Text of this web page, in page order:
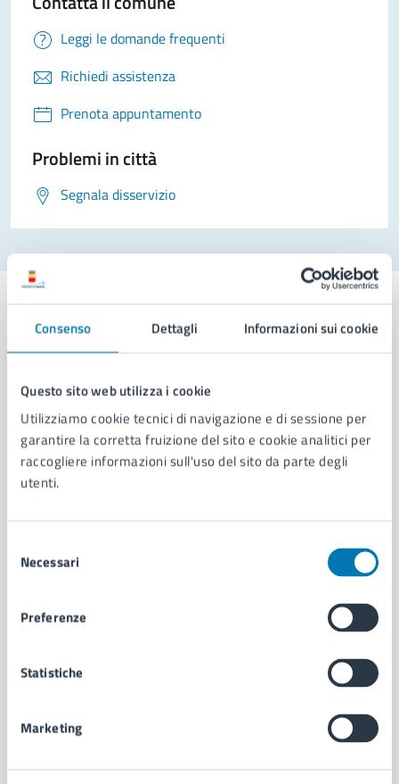
Consenso Dettagli Informazioni sui cookie
Questo sito web utilizza i cookie
Utilizziamo cookie tecnici di navigazione e di sessione per
garantire la corretta fruizione del sito e cookie analitici per
raccogliere informazioni sull'uso del sito da parte degli
utenti.
delNecessari
Preferenze
Statistiche
Marketing
Leggi le domande frequenti
Richiedi assistenza
Prenota appuntamento
Problemi in città
Segnala disservizio
AMMINISTRAZIONE
Aree amministrative
Organi di governo
Municipalità
Politici
Intranet, posta aziendale e protocollo
CATEGORIE DI SERVIZIO
Anagrafe e stato civile